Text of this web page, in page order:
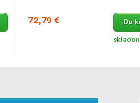
72,79 € Do